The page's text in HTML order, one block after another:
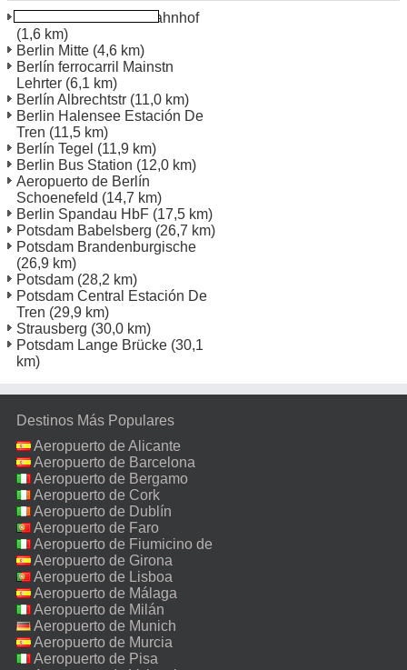
Estación de tren Ostbahnhof
(1,6 km)
Berlin Mitte (4,6 km)
Berlín ferrocarril Mainstn
Lehrter (6,1 km)
Berlín Albrechtstr (11,0 km)
Berlin Halensee Estación De
Tren (11,5 km)
Berlín Tegel (11,9 km)
Berlin Bus Station (12,0 km)
Aeropuerto de Berlín
Schoenefeld (14,7 km)
Berlin Spandau HbF (17,5 km)
Potsdam Babelsberg (26,7 km)
Potsdam Brandenburgische
(26,9 km)
Potsdam (28,2 km)
Potsdam Central Estación De
Tren (29,9 km)
Strausberg (30,0 km)
Potsdam Lange Brücke (30,1
km)
Destinos Más Populares
Aeropuerto de Alicante
Aeropuerto de Barcelona
Aeropuerto de Bergamo
Aeropuerto de Cork
Aeropuerto de Dublín
Aeropuerto de Faro
Aeropuerto de Fiumicino de
Roma
Aeropuerto de Girona
Aeropuerto de Lisboa
Aeropuerto de Málaga
Aeropuerto de Milán
Malpensa
Aeropuerto de Munich
Aeropuerto de Murcia
Aeropuerto de Pisa